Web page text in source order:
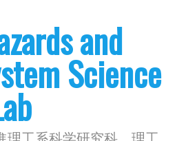
and
Science
理工系科学研究科 理工